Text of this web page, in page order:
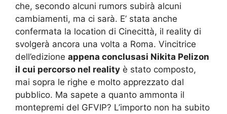
che, secondo alcuni rumors subirà alcuni
cambiamenti, ma ci sarà. E’ stata anche
confermata la location di Cinecittà, il reality di
svolgerà ancora una volta a Roma. Vincitrice
dell’edizione appena conclusasi Nikita Pelizon
il cui percorso nel reality è stato composto,
mai sopra le righe e molto apprezzato dal
pubblico. Ma sapete a quanto ammonta il
montepremi del GFVIP? L’importo non ha subito